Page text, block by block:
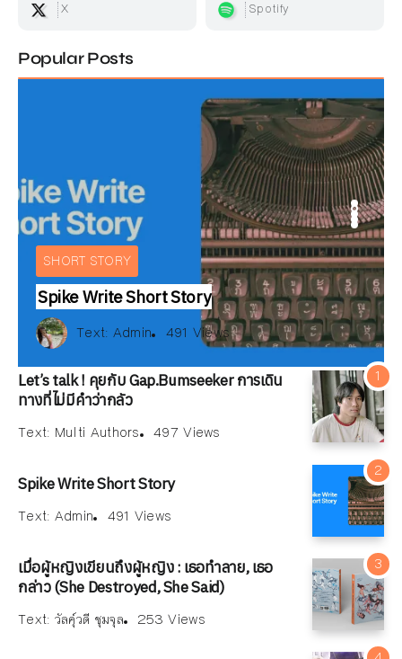
X Spotify
Popular Posts
ณัฐพงษ์ วิมลรัตน์ 164 Views
Multi Authors 497 Views
SHORT STORY
Spike Write Short Story
Text: Admin 491 Views
BOOKS REVIEW
Text: วัลคุ์วดี ชุมจุล 253 Views
Text: สมลดา เนียมละมูล
175 Views
ARTICLE
Text: ณัฐพงษ์ วิมลรัตน์ 164 Views
INTERVIEW
Text: Multi Authors 497 Views
Let’s talk ! คุยกับ Gap.Bumseeker การเดิน
ทางที่ไม่มีคำว่ากลัว
Text: Multi Authors 497 Views
Spike Write Short Story
Text: Admin 491 Views
เมื่อผู้หญิงเขียนถึงผู้หญิง : เธอทำลาย, เธอ
กล่าว (She Destroyed, She Said)
Text: วัลคุ์วดี ชุมจุล 253 Views